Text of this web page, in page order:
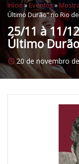
Início»Eventos»
Último Durão” no Rio
25/11 à 11/
Último
20 de novembro